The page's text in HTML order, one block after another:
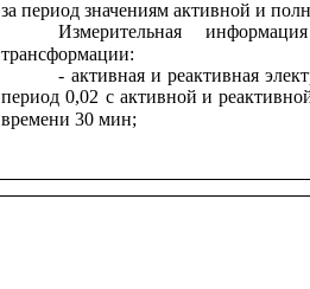
за период значениям активной и
Измерительная
информация
трансформации:
- активная и реактивная
период 0,02 с активной и
времени 30 мин;